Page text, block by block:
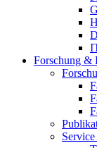
Forschung &